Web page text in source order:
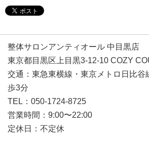
整体サロンアンティオール 中目黒店
東京都目黒区上目黒3-12-10 COZY
交通：東急東横線・東京メトロ日比谷
歩3分
TEL：050-1724-8725
営業時間：9:00〜22:00
定休日：不定休